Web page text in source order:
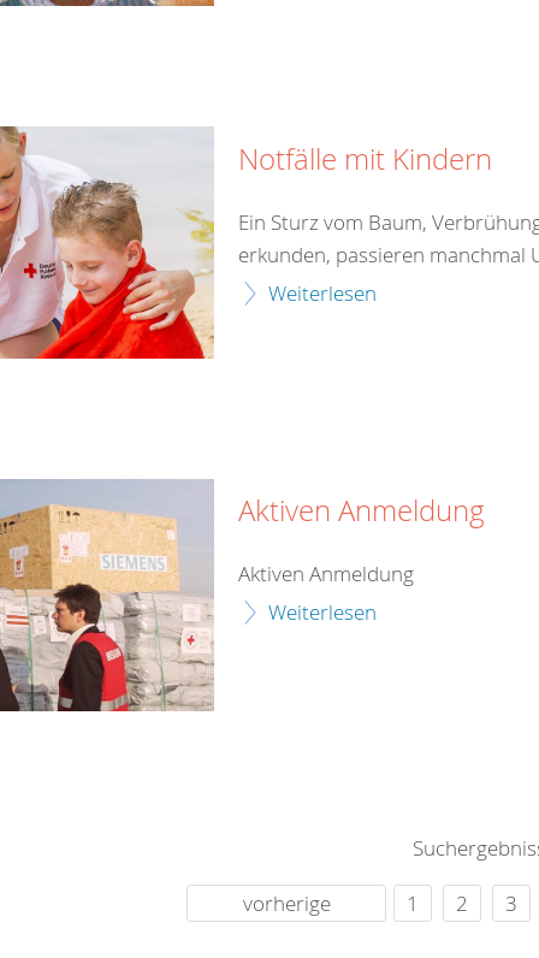
Notfälle mit Kindern
Ein Sturz vom Baum,
erkunden, passieren manchmal
Weiterlesen
Aktiven Anmeldung
Aktiven Anmeldung
Weiterlesen
vorherige
1 2 3